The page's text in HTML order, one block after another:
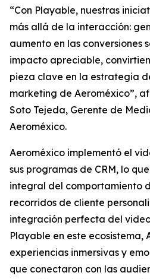
“Con Playable, nuestras
más allá de la interacción:
aumento en las conversiones
impacto apreciable,
pieza clave en la estrategia
marketing de Aeroméxico”,
Soto Tejeda, Gerente de
Aeroméxico.
Aeroméxico implementó el
sus programas de CRM, lo
integral del comportamiento
recorridos de cliente
integración perfecta del
Playable en este ecosistema,
experiencias inmersivas y
que conectaron con las